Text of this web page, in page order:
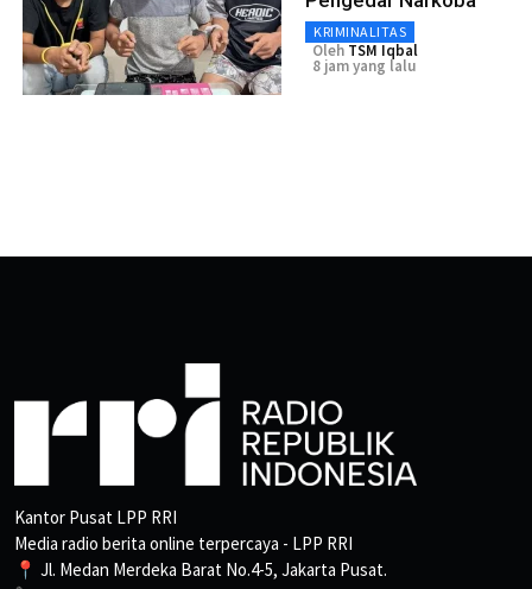
KRIMINALITAS
Oleh TSM Iqbal
8 jam yang lalu
Kantor Pusat LPP RRI
Media radio berita online terpercaya - LPP RRI
📍 Jl. Medan Merdeka Barat No.4-5, Jakarta Pusat.